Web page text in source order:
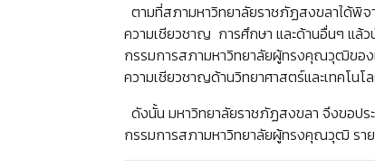
ตามที่สภามหาวิทยาลัยราชภัฏสงขลาได้พิ
ความเชียวชาญ การศึกษา และด้านอื่นๆ แล้
กรรมการสภามหาวิทยาลัยผู้ทรงคุณวุฒิขอ
ความเชียวชาญด้านวิทยาศาสตร์และเทคโน
ดังนั้น มหาวิทยาลัยราชภัฏสงขลา จึงขอป
กรรมการสภามหาวิทยาลัยผู้ทรงคุณวุฒิ ราย